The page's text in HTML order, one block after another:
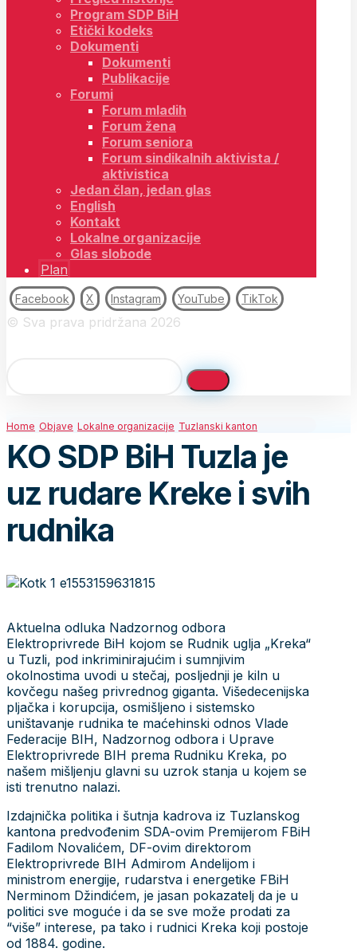
Program SDP BiH
Etički kodeks
Dokumenti
Dokumenti
Publikacije
Forumi
Forum mladih
Forum žena
Forum seniora
Forum sindikalnih aktivista /
aktivistica
Jedan član, jedan glas
English
Kontakt
Lokalne organizacije
Glas slobode
Plan
Facebook X Instagram YouTube TikTok
© Sva prava pridržana 2026
Home Objave Lokalne organizacije Tuzlanski kanton
KO SDP BiH Tuzla je
uz rudare Kreke i svih
rudnika
Aktuelna odluka Nadzornog odbora
Elektroprivrede BiH kojom se Rudnik uglja „Kreka“
u Tuzli, pod inkriminirajućim i sumnjivim
okolnostima uvodi u stečaj, posljednji je kiln u
kovčegu našeg privrednog giganta. Višedecenijska
pljačka i korupcija, osmišljeno i sistemsko
uništavanje rudnika te maćehinski odnos Vlade
Federacije BIH, Nadzornog odbora i Uprave
Elektroprivrede BIH prema Rudniku Kreka, po
našem mišljenju glavni su uzrok stanja u kojem se
isti trenutno nalazi.
Izdajnička politika i šutnja kadrova iz Tuzlanskog
kantona predvođenim SDA-ovim Premijerom FBiH
Fadilom Novalićem, DF-ovim direktorom
Elektroprivrede BIH Admirom Andelijom i
ministrom energije, rudarstva i energetike FBiH
Nerminom Džindićem, je jasan pokazatelj da je u
politici sve moguće i da se sve može prodati za
“više” interese, pa tako i rudnici Kreka koji postoje
od 1884. godine.